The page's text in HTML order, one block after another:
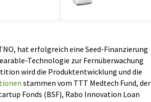
hat erfolgreich eine Seed-Finanzierung
Technologie zur Fernüberwachung
wird die Produktentwicklung und die
stammen vom TTT Medtech Fund, der
Fonds (BSF), Rabo Innovation Loan